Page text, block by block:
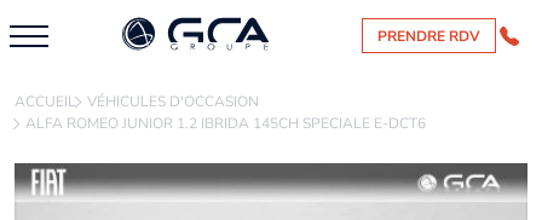
PRENDRE RDV
ACCUEIL VÉHICULES D'OCCASION
ALFA ROMEO JUNIOR 1.2 IBRIDA 145CH SPECIALE E-DCT6